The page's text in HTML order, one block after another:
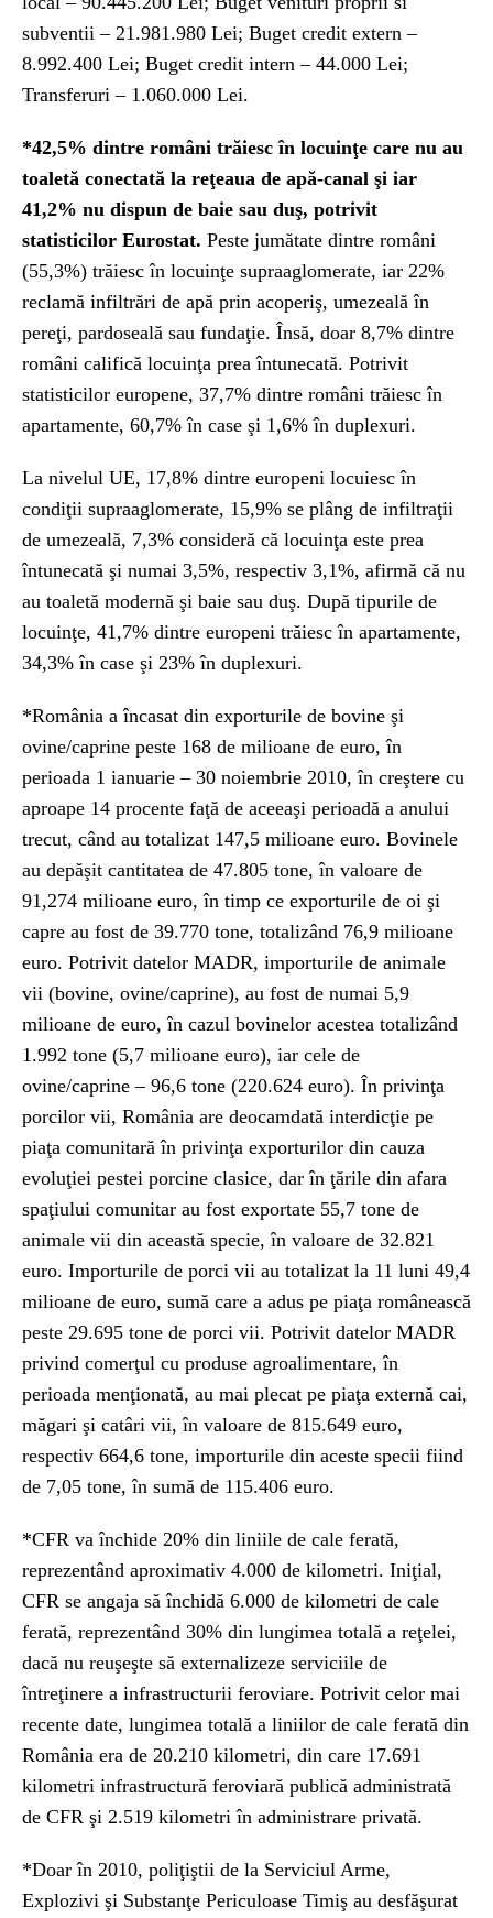
subventii – 21.981.980 Lei; Buget credit extern –
8.992.400 Lei; Buget credit intern – 44.000 Lei;
Transferuri – 1.060.000 Lei.
*42,5% dintre români trăiesc în locuinţe care nu au
toaletă conectată la reţeaua de apă-canal şi iar
41,2% nu dispun de baie sau duş, potrivit
statisticilor Eurostat. Peste jumătate dintre români
(55,3%) trăiesc în locuinţe supraaglomerate, iar 22%
reclamă infiltrări de apă prin acoperiş, umezeală în
pereţi, pardoseală sau fundaţie. Însă, doar 8,7% dintre
români califică locuinţa prea întunecată. Potrivit
statisticilor europene, 37,7% dintre români trăiesc în
apartamente, 60,7% în case şi 1,6% în duplexuri.
La nivelul UE, 17,8% dintre europeni locuiesc în
condiţii supraaglomerate, 15,9% se plâng de infiltraţii
de umezeală, 7,3% consideră că locuinţa este prea
întunecată şi numai 3,5%, respectiv 3,1%, afirmă că nu
au toaletă modernă şi baie sau duş. După tipurile de
locuinţe, 41,7% dintre europeni trăiesc în apartamente,
34,3% în case şi 23% în duplexuri.
*România a încasat din exporturile de bovine şi
ovine/caprine peste 168 de milioane de euro, în
perioada 1 ianuarie – 30 noiembrie 2010, în creştere cu
aproape 14 procente faţă de aceeaşi perioadă a anului
trecut, când au totalizat 147,5 milioane euro. Bovinele
au depăşit cantitatea de 47.805 tone, în valoare de
91,274 milioane euro, în timp ce exporturile de oi şi
capre au fost de 39.770 tone, totalizând 76,9 milioane
euro. Potrivit datelor MADR, importurile de animale
vii (bovine, ovine/caprine), au fost de numai 5,9
milioane de euro, în cazul bovinelor acestea totalizând
1.992 tone (5,7 milioane euro), iar cele de
ovine/caprine – 96,6 tone (220.624 euro). În privinţa
porcilor vii, România are deocamdată interdicţie pe
piaţa comunitară în privinţa exporturilor din cauza
evoluţiei pestei porcine clasice, dar în ţările din afara
spaţiului comunitar au fost exportate 55,7 tone de
animale vii din această specie, în valoare de 32.821
euro. Importurile de porci vii au totalizat la 11 luni 49,4
milioane de euro, sumă care a adus pe piaţa românească
peste 29.695 tone de porci vii. Potrivit datelor MADR
privind comerţul cu produse agroalimentare, în
perioada menţionată, au mai plecat pe piaţa externă cai,
măgari şi catâri vii, în valoare de 815.649 euro,
respectiv 664,6 tone, importurile din aceste specii fiind
de 7,05 tone, în sumă de 115.406 euro.
*CFR va închide 20% din liniile de cale ferată,
reprezentând aproximativ 4.000 de kilometri. Iniţial,
CFR se angaja să închidă 6.000 de kilometri de cale
ferată, reprezentând 30% din lungimea totală a reţelei,
dacă nu reuşeşte să externalizeze serviciile de
întreţinere a infrastructurii feroviare. Potrivit celor mai
recente date, lungimea totală a liniilor de cale ferată din
România era de 20.210 kilometri, din care 17.691
kilometri infrastructură feroviară publică administrată
de CFR şi 2.519 kilometri în administrare privată.
*Doar în 2010, poliţiştii de la Serviciul Arme,
Explozivi şi Substanţe Periculoase Timiş au desfăşurat